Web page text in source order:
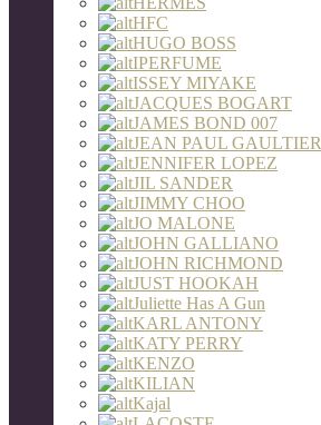
HFC
HUGO BOSS
IPERFUME
ISSEY MIYAKE
JACQUES BOGART
JAMES BOND 007
JEAN PAUL GAULTIER
JENNIFER LOPEZ
JIL SANDER
JIMMY CHOO
JO MALONE
JOHN GALLIANO
JOHN RICHMOND
JUST HOOKAH
Juliette Has A Gun
KARL ANTONY
KATY PERRY
KENZO
KILIAN
Kajal